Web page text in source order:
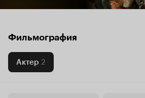
Фильмография
Актер 2